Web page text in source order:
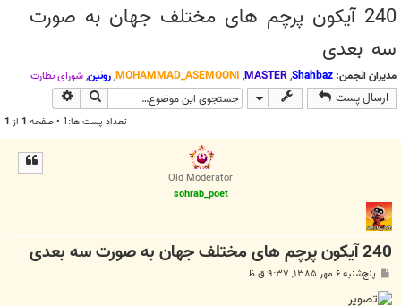
240 آیکون پرچم های مختلف جهان به صورت
سه بعدی
مدیران انجمن: Shahbaz
,
MASTER
,
MOHAMMAD_ASEMOONI
,رونین,شوراي نظارت
ارسال پست جستجو
تعداد پست ها:1 • صفحه 1 از 1
Old Moderator
sohrab_poet
240 آیکون پرچم های مختلف جهان به صورت سه بعدی
س
ت
پنج‌شنبه ۶ مهر ۱۳۸۵, ۹:۳۷ ق.ظ